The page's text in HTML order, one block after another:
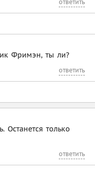
ответить
Фримэн, ты ли?
ответить
Останется только
ответить